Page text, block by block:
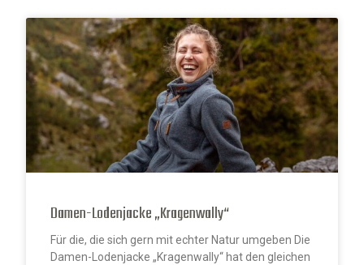
Damen-Lodenjacke „Kragenwally“
Für die, die sich gern mit echter Natur umgeben Die
Damen-Lodenjacke „Kragenwally“ hat den gleichen